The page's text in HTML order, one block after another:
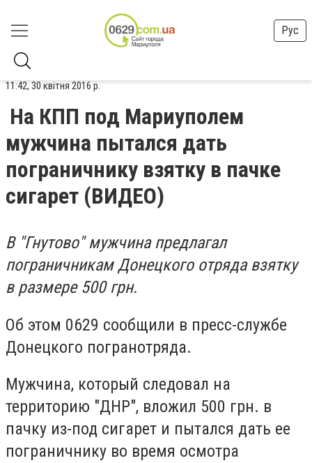
Рус
11:42, 30 квітня 2016 р.
На КПП под Мариуполем
мужчина пытался дать
пограничнику взятку в пачке
сигарет (ВИДЕО)
В "Гнутово" мужчина предлагал
пограничникам Донецкого отряда взятку
в размере 500 грн.
Об этом 0629 сообщили в пресс-службе
Донецкого погранотряда.
Мужчина, который следовал на
территорию "ДНР", вложил 500 грн. в
пачку из-под сигарет и пытался дать ее
пограничнику во время осмотра